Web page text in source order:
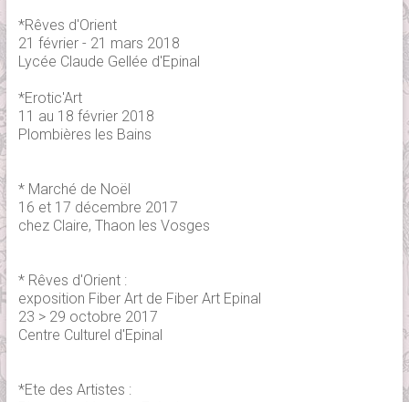
*Rêves d'Orient
21 février - 21 mars 2018
Lycée Claude Gellée d'Epinal
*Erotic'Art
11 au 18 février 2018
Plombières les Bains
* Marché de Noël
16 et 17 décembre 2017
chez Claire, Thaon les Vosges
* Rêves d'Orient :
exposition Fiber Art de Fiber Art Epinal
23 > 29 octobre 2017
Centre Culturel d'Epinal
*Ete des Artistes :